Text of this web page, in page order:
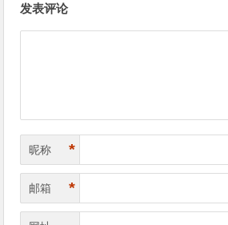
发表评论
昵称 *
邮箱 *